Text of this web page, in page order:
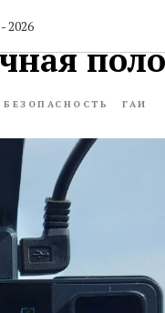
2026
БЕЗОПАСНОСТЬ ГАИ